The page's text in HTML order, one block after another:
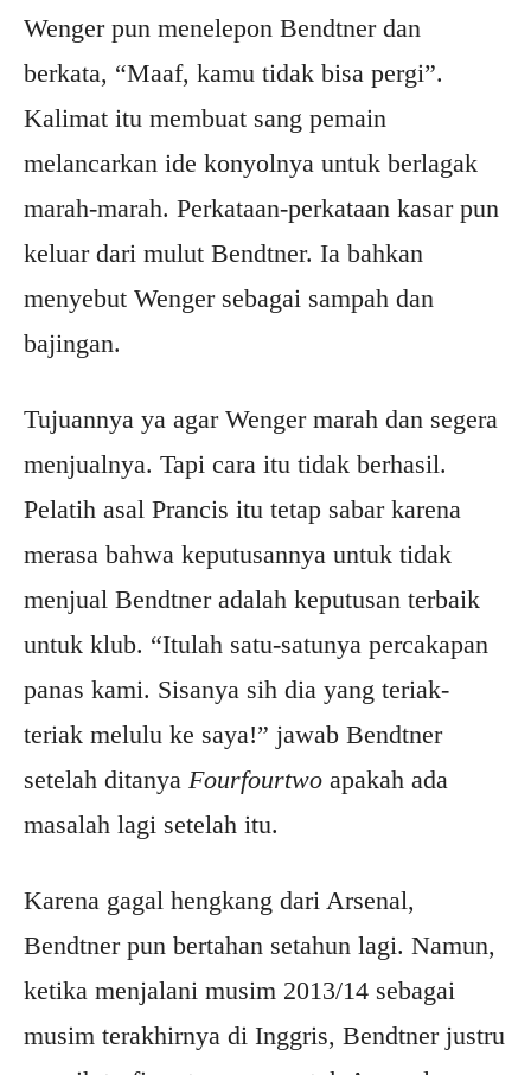
Wenger pun menelepon Bendtner dan
berkata, “Maaf, kamu tidak bisa pergi”.
Kalimat itu membuat sang pemain
melancarkan ide konyolnya untuk berlagak
marah-marah. Perkataan-perkataan kasar pun
keluar dari mulut Bendtner. Ia bahkan
menyebut Wenger sebagai sampah dan
bajingan.
Tujuannya ya agar Wenger marah dan segera
menjualnya. Tapi cara itu tidak berhasil.
Pelatih asal Prancis itu tetap sabar karena
merasa bahwa keputusannya untuk tidak
menjual Bendtner adalah keputusan terbaik
untuk klub. “Itulah satu-satunya percakapan
panas kami. Sisanya sih dia yang teriak-
teriak melulu ke saya!” jawab Bendtner
setelah ditanya Fourfourtwo apakah ada
masalah lagi setelah itu.
Karena gagal hengkang dari Arsenal,
Bendtner pun bertahan setahun lagi. Namun,
ketika menjalani musim 2013/14 sebagai
musim terakhirnya di Inggris, Bendtner justru